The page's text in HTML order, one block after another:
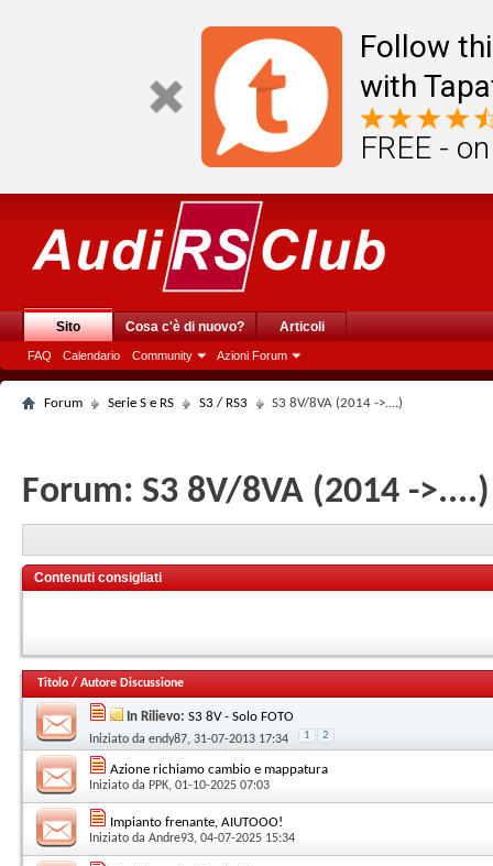
Follow
with
FREE -
Sito
FAQ Calendario Community Azioni Forum
Cosa c'è di nuovo? Articoli
Forum Serie S e RS S3 / RS3 S3 8V/8VA (2014 ->....)
Forum: S3 8V/8VA (2014 ->....)
Contenuti consigliati
Titolo / Autore Discussione
In Rilievo: S3 8V - Solo FOTO
Iniziato da endy87, 31-07-2013 17:34 1 2
Azione richiamo cambio e mappatura
Iniziato da PPK, 01-10-2025 07:03
Impianto frenante, AIUTOOO!
Iniziato da Andre93, 04-07-2025 15:34